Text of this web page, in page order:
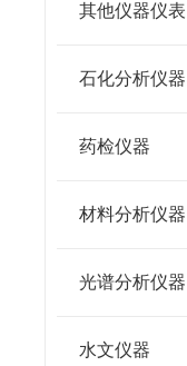
其他仪器仪表
石化分析仪器
药检仪器
材料分析仪器
光谱分析仪器
水文仪器